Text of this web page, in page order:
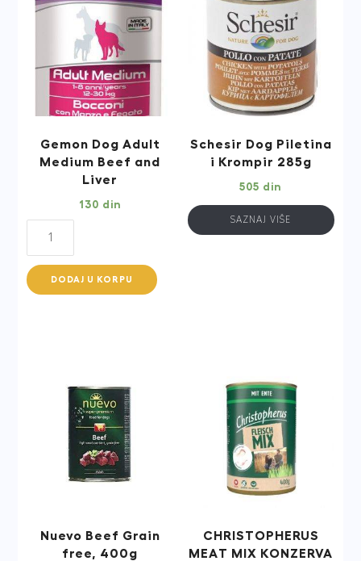
Gemon Dog Adult
Medium Beef and
Liver
130 din
Adult
Medium
DODAJ U KORPU
Schesir Dog Piletina
i Krompir 285g
505 din
SAZNAJ VIŠE
Nuevo Beef Grain
free, 400g
CHRISTOPHERUS
MEAT MIX KONZERVA